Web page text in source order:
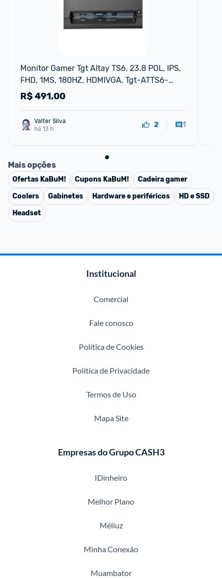
Monitor Gamer Tgt Altay TS6, 23.8 POL, IPS,
FHD, 1MS, 180HZ, HDMIVGA, Tgt-ATTS6-
BL02
R$491,00
Valter Silva
há 13 h
2 1
Mais opções
Ofertas KaBuM! Cupons KaBuM!
Cadeira gamer
Coolers
Gabinetes Hardware e periféricos
HD e SSD
Headset
Institucional
Comercial
Fale conosco
Política de Cookies
Política de Privacidade
Termos de Uso
Mapa Site
Empresas do Grupo CASH3
IDinheiro
Melhor Plano
Méliuz
Minha Conexão
Muambator